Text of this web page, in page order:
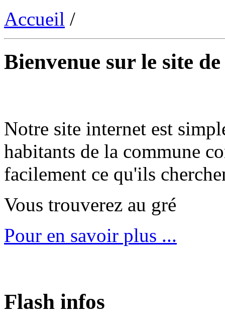
Accueil /
Bienvenue sur le site
Notre site internet est
habitants de la commune
facilement ce qu'ils
Vous trouverez au gré
Pour en savoir plus ...
Flash infos